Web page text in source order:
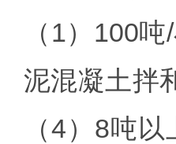
（1）100
泥混凝土拌
（4）8吨